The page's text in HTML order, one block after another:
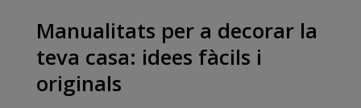
Manualitats per a decorar la
teva casa: idees fàcils i
originals